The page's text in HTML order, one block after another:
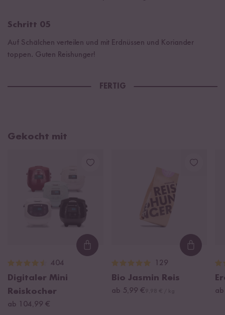
Schritt 05
Auf Schälchen verteilen und mit Erdnüssen und Koriander
toppen. Guten Reishunger!
FERTIG
Gekocht mit
Loading...
404
Digitaler Mini
Reiskocher
ab 104,99 €
129
Bio Jasmin Reis
ab 5,99 €